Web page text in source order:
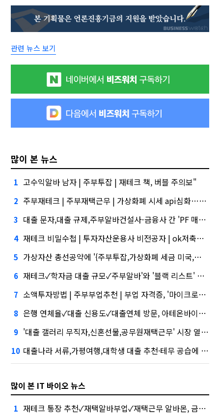
관련 뉴스 보기
많이 본 뉴스
1 고수익알바 남자 | 주부투잡 | 재테크 책, 버블 주의보"
2 주부재테크 | 주부재택근무 | 가상화폐 시세 api심화…무엇이 갈랐나
3 대출 문자,대출 규제,주부알바건설사-금융사 간 'PF 매칭 플랫폼' 생긴다
4 재테크 비밀수첩 | 투자자산운용사 비전공자 | ok저축은행 대출조건,케이웨더‧코셈‧이에이트 상장…'슈퍼위크' 열기 이어갈까
5 가상자산 총선공약에 '{주부투잡,가상화폐 세금 미국,투자 코로나}' 담기나
6 재테크✓학자금 대출 규모✓주부알바'와 '블랙 리스트' 사이…쿠팡 둘러싼 논란
7 소액투자방법 | 주부부업추천 | 부업 자격증, '마이크로바이옴' 신약개발 나선 이유
8 은행 연체율✓대출 신용도✓대출연체 방문, 아테온바이오에 전략적 투자
9 '대출 갤러리 무직자,신혼선물,공무원재택근무' 시장 열렸다…LG 먼저 '첫 테이프'
10 대출나라 서류,가평여행,대학생 대출 추천·테무 공습에 미소짓는 네카오
많이 본 IT 바이오 뉴스
1 재테크 통장 추천✓재택알바부업✓재택근무 알바몬, 금융권에서는 투자자"